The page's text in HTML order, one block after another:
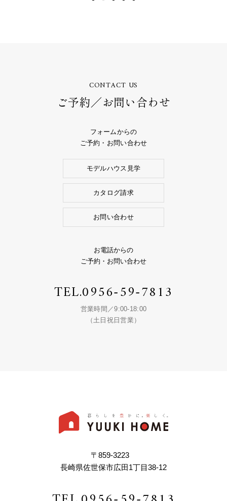
CONTACT US
ご予約／お問い合わせ
フォームからの
ご予約・お問い合わせ
モデルハウス見学
カタログ請求
お問い合わせ
お電話からの
ご予約・お問い合わせ
TEL.0956-59-7813
営業時間／9:00-18:00
（土日祝日営業）
〒859-3223
長崎県佐世保市広田1丁目38-12